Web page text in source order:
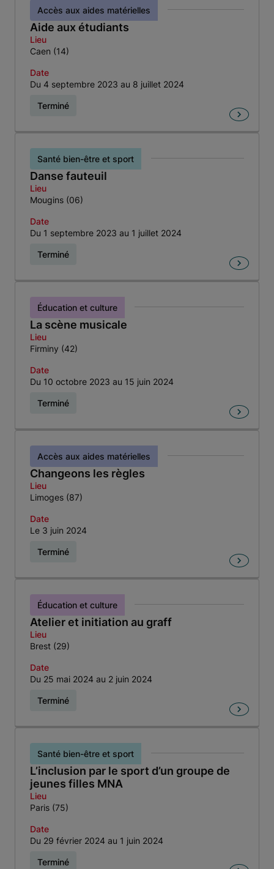
Aide aux étudiants
Accès aux aides matérielles
Lieu
Caen (14)
Date
Du 4 septembre 2023 au 8 juillet 2024
Terminé
Danse fauteuil
Santé bien-être et sport
Lieu
Mougins (06)
Date
Du 1 septembre 2023 au 1 juillet 2024
Terminé
La scène musicale
Éducation et culture
Lieu
Firminy (42)
Date
Du 10 octobre 2023 au 15 juin 2024
Terminé
Changeons les règles
Accès aux aides matérielles
Lieu
Limoges (87)
Date
Le 3 juin 2024
Terminé
Atelier et initiation au graff
Éducation et culture
Lieu
Brest (29)
Date
Du 25 mai 2024 au 2 juin 2024
Terminé
L’inclusion par le sport d’un groupe de
jeunes filles MNA
Santé bien-être et sport
Lieu
Paris (75)
Date
Du 29 février 2024 au 1 juin 2024
Terminé